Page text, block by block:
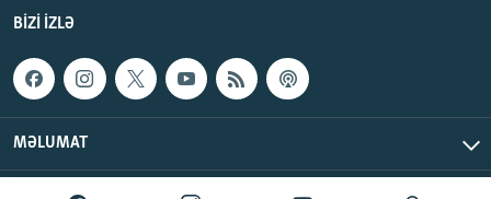
BIZI IZLƏ
MƏLUMAT